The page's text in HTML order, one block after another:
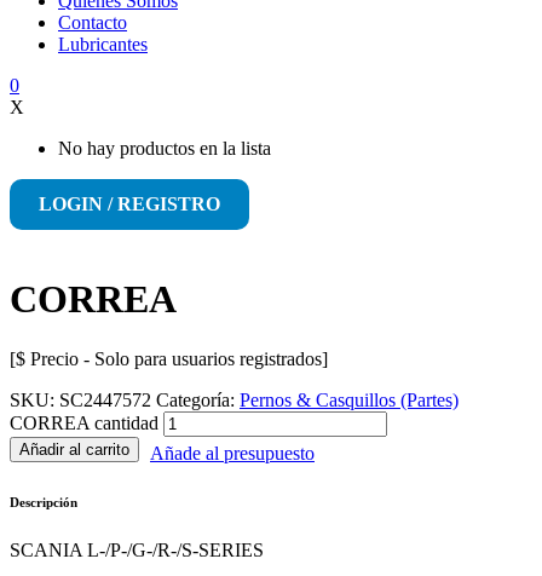
Contacto
Lubricantes
0
X
No hay productos en la lista
LOGIN / REGISTRO
CORREA
[$ Precio - Solo para usuarios registrados]
SKU: SC2447572 Categoría: Pernos & Casquillos (Partes)
CORREA cantidad
Añadir al carrito Añade al presupuesto
Descripción
SCANIA L-/P-/G-/R-/S-SERIES